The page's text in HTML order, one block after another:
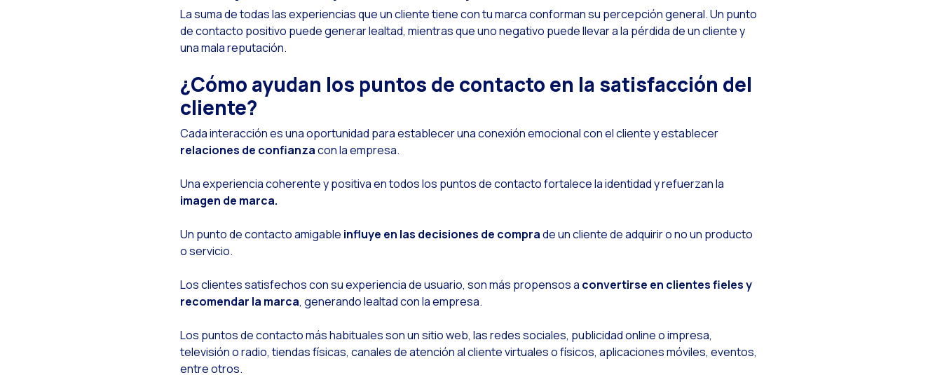
Optimiza la interacción en redes sociales en festividades
Leer noticia
WiReview & WhatsApp Flows: La innovación para el servicio al cliente
Leer noticia
Atención al cliente del futuro: herramientas multilenguajes
Evolución del e-commerce con inteligencia artificial generativa y WhatsApp
Leer noticia
El impacto de la atención omnicanal en el aumento de ventas
Leer noticia
Inteligencia Artificial Generativa: OneMarketer Business Session
Leer noticia
El ecosistema de Inteligencia Artificial Generativa se fortalece: Google presenta Gemini
Leer noticia
La suma de todas las experiencias que un cliente tiene con tu marca conforman su percepción general. Un punto
de contacto positivo puede generar lealtad, mientras que uno negativo puede llevar a la pérdida de un cliente y
una mala reputación.
¿Cómo ayudan los puntos de contacto en la satisfacción del
cliente?
Cada interacción es una oportunidad para establecer una conexión emocional con el cliente y establecer
relaciones de confianzacon la empresa.
Una experiencia coherente y positiva en todos los puntos de contacto fortalece la identidad y refuerzan la
imagen de marca.
Un punto de contacto amigable influye en las decisiones de comprade un cliente de adquirir o no un producto
o servicio.
Los clientes satisfechos con su experiencia de usuario, son más propensos a convertirse en clientes fieles y
recomendar la marca, generando lealtad con la empresa.
Los puntos de contacto más habituales son un sitio web, las redes sociales, publicidad online o impresa,
televisión o radio, tiendas físicas, canales de atención al cliente virtuales o físicos, aplicaciones móviles, eventos,
entre otros.